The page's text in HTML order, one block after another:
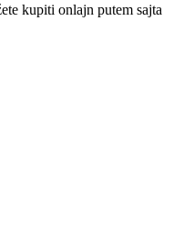
kupiti onlajn putem sajta